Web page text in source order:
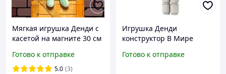
Мягкая игрушка Денди с
касетой на магните 30 см
(Денди) Dandy's World
Roblox
Готово к отправке
5.0 (3)
Игрушка Денди
конструктор В Мире
детей (l_13848)
Готово к отправке